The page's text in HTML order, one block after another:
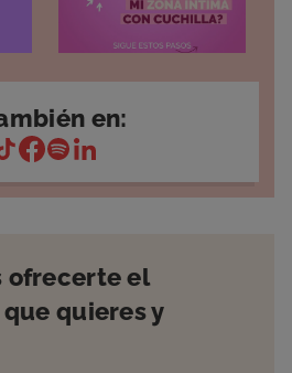
en:
ofrecerte el
quieres y